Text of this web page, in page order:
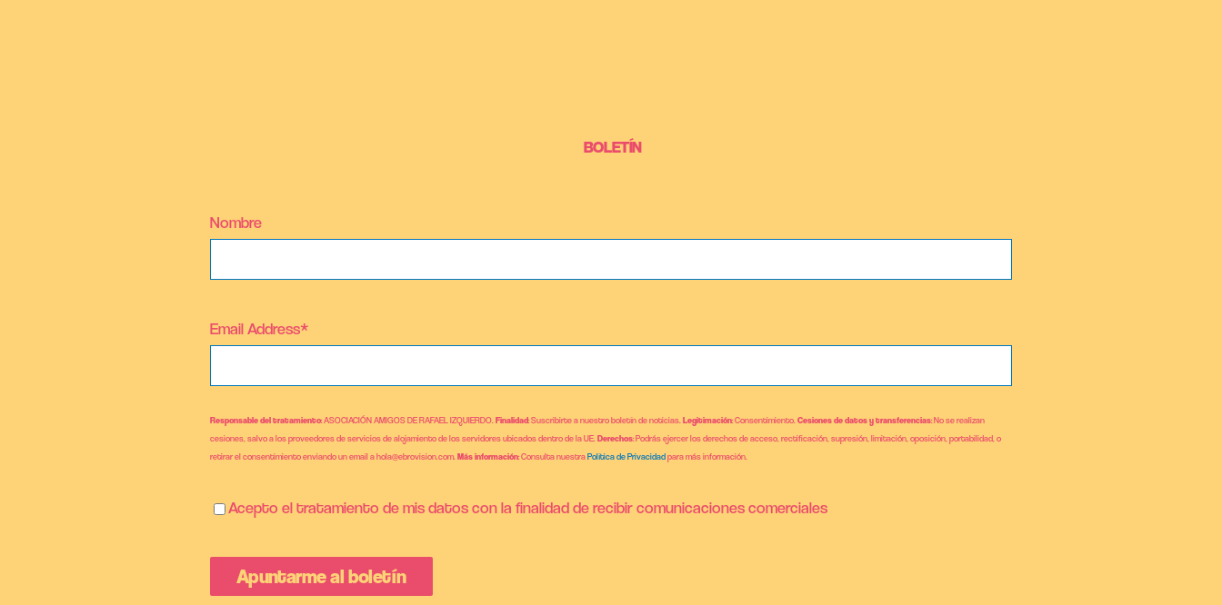
BOLETÍN
Nombre
Email Address*
Responsable del tratamiento: ASOCIACIÓN AMIGOS DE RAFAEL IZQUIERDO. Finalidad: Suscribirte a nuestro boletín de noticias. Legitimación: Consentimiento. Cesiones de datos y transferencias: No se realizan
cesiones, salvo a los proveedores de servicios de alojamiento de los servidores ubicados dentro de la UE. Derechos: Podrás ejercer los derechos de acceso, rectificación, supresión, limitación, oposición, portabilidad, o
retirar el consentimiento enviando un email a hola@ebrovision.com. Más información: Consulta nuestraPolítica de Privacidadpara más información.
Acepto el tratamiento de mis datos con la finalidad de recibir comunicaciones comerciales